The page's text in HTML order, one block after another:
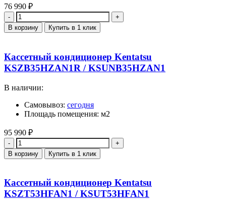
76 990 ₽
Количество
В корзину Купить в 1 клик
Кассетный кондиционер Kentatsu
KSZB35HZAN1R / KSUNB35HZAN1
В наличии:
Самовывоз: сегодня
Площадь помещения: м2
95 990 ₽
Количество
В корзину Купить в 1 клик
Кассетный кондиционер Kentatsu
KSZT53HFAN1 / KSUT53HFAN1